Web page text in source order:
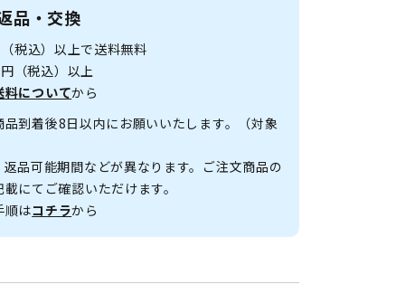
品・交換
税込）以上で送料無料
（税込）以上
料についてから
品到着後8日以内にお願いいたします。（対象
品可能期間などが異なります。ご注文商品の
にてご確認いただけます。
順はコチラから